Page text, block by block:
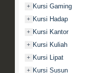
+ Kursi Gaming
+ Kursi Hadap
+ Kursi Kantor
+ Kursi Kuliah
+ Kursi Lipat
+ Kursi Susun